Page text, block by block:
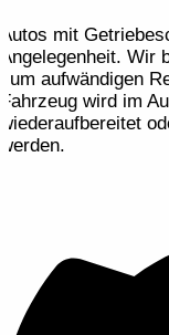
Autos mit
Angelegenheit.
zum aufwändigen
Fahrzeug wird im
wiederaufbereitet
werden.